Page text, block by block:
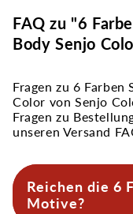
FAQ zu "6
Body Senjo
Fragen zu 6 Farben
Color von Senjo
Fragen zu
unseren Versand
Reichen die 6
Motive?